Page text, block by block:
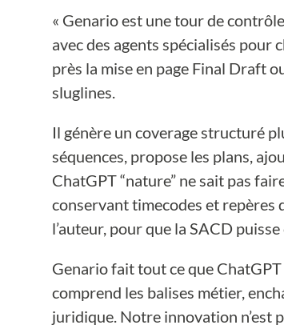
« Genario est une tour de
avec des agents spécialisés pour
près la mise en page Final Draft
sluglines.
Il génère un coverage structuré
séquences, propose les plans,
ChatGPT “nature” ne sait pas
conservant timecodes et repères
l’auteur, pour que la SACD
Genario fait tout ce que
comprend les balises métier,
juridique. Notre innovation n’est